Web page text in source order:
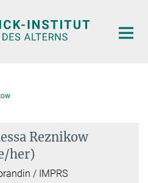
Reznikow
her)
/ IMPRS